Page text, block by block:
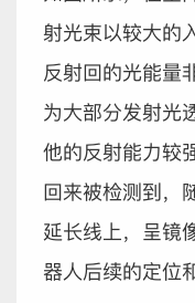
射光束以较大的
反射回的光能量
为大部分发射光
他的反射能力较
回来被检测到，
延长线上，呈镜
器人后续的定位